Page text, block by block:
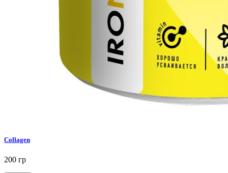
Collagen
200 гр